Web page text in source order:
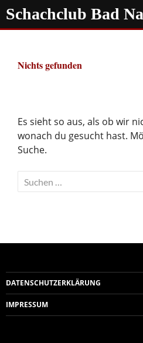
Zum
Inhalt
Suchen
Nichts gefunden
Es sieht so aus, als ob wir
wonach du gesucht hast.
Suche.
Suchen
nach:
DATENSCHUTZERKLÄRUNG
IMPRESSUM